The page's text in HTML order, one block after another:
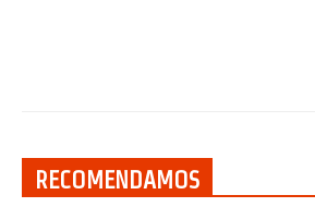
RECOMENDAMOS